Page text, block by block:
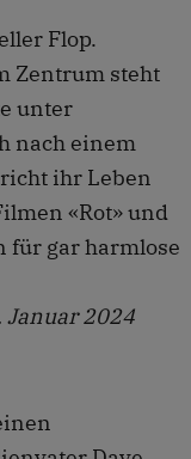
Flop.
Zentrum steht
unter
nach einem
ihr Leben
«Rot» und
für gar harmlose
Januar 2024